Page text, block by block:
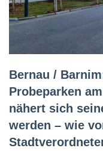
Bernau /
Probeparken
nähert sich
werden – wie